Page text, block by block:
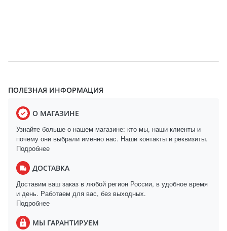
ПОЛЕЗНАЯ ИНФОРМАЦИЯ
О МАГАЗИНЕ
Узнайте больше о нашем магазине: кто мы, наши клиенты и
почему они выбрали именно нас. Наши контакты и реквизиты.
Подробнее
ДОСТАВКА
Доставим ваш заказ в любой регион России, в удобное время
и день. Работаем для вас, без выходных.
Подробнее
МЫ ГАРАНТИРУЕМ